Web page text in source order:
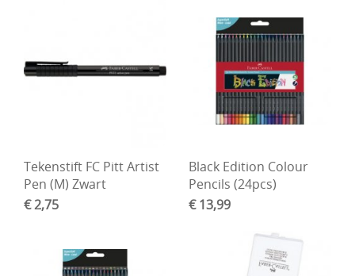
Tekenstift FC Pitt Artist
Pen (M) Zwart
€ 2,75
Black Edition Colour
Pencils (24pcs)
€ 13,99